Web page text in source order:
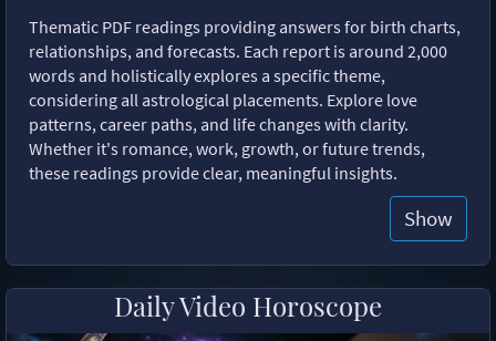
Thematic PDF readings providing answers for birth charts,
relationships, and forecasts. Each report is around 2,000
words and holistically explores a specific theme,
considering all astrological placements. Explore love
patterns, career paths, and life changes with clarity.
Whether it's romance, work, growth, or future trends,
these readings provide clear, meaningful insights.
Show
Daily Video Horoscope